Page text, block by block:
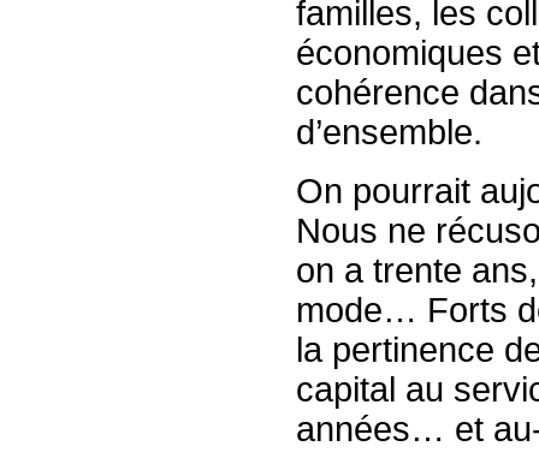
familles, les
économiques
cohérence
d’ensemble.
On pourrait
Nous ne
on a trente
mode… Forts
la pertinence
capital au
années… et